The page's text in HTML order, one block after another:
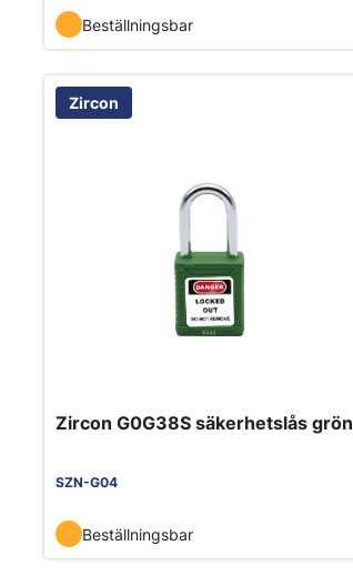
Beställningsbar
Zircon
Zircon G0G38S säkerhetslås grön
SZN-G04
Beställningsbar